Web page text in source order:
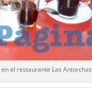
el restaurante Las Antorchas